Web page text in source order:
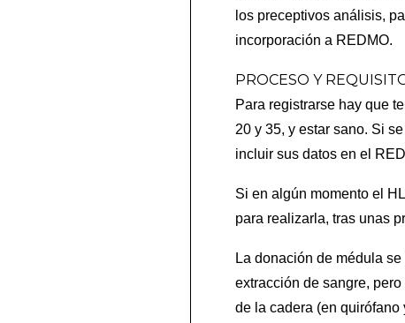
los preceptivos análisis,
incorporación a REDMO.
PROCESO Y
Para registrarse hay que
20 y 35, y estar sano. Si
incluir sus datos en el
Si en algún momento el
para realizarla, tras unas
La donación de médula
extracción de sangre,
de la cadera (en